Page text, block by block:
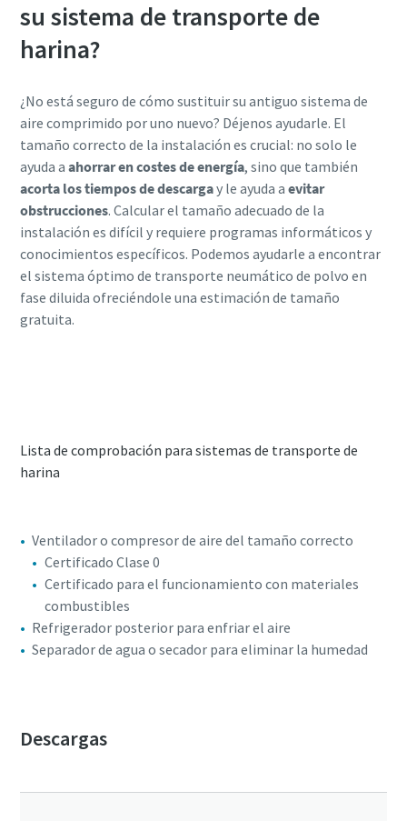
su sistema de transporte de
harina?
¿No está seguro de cómo sustituir su antiguo sistema de
aire comprimido por uno nuevo? Déjenos ayudarle. El
tamaño correcto de la instalación es crucial: no solo le
ayuda a ahorrar en costes de energía, sino que también
acorta los tiempos de descargay le ayuda a evitar
obstrucciones. Calcular el tamaño adecuado de la
instalación es difícil y requiere programas informáticos y
conocimientos específicos. Podemos ayudarle a encontrar
el sistema óptimo de transporte neumático de polvo en
fase diluida ofreciéndole una estimación de tamaño
gratuita.
Lista de comprobación para sistemas de transporte de
harina
Ventilador o compresor de aire del tamaño correcto
Certificado Clase 0
Certificado para el funcionamiento con materiales
combustibles
Refrigerador posterior para enfriar el aire
Separador de agua o secador para eliminar la humedad
Descargas